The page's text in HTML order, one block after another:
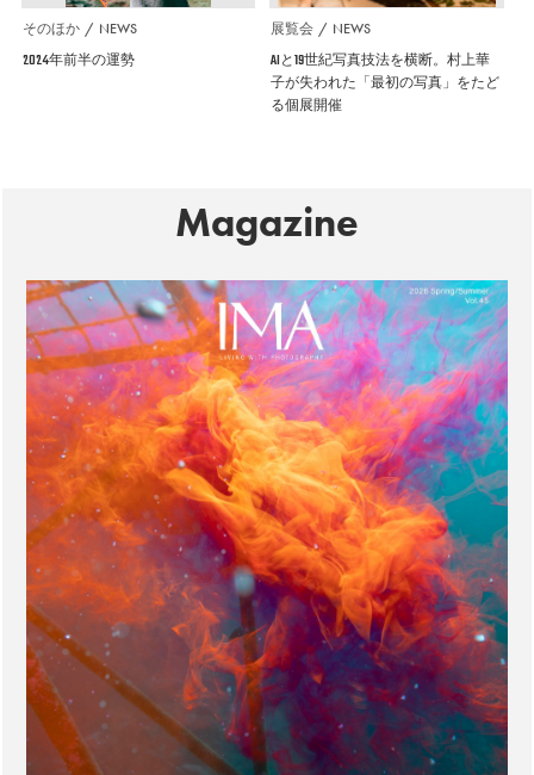
そのほか NEWS
2024年前半の運勢
展覧会 NEWS
AIと19世紀写真技法を横断。村上華
子が失われた「最初の写真」をたど
る個展開催
Magazine